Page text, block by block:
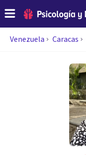
Venezuela Caracas